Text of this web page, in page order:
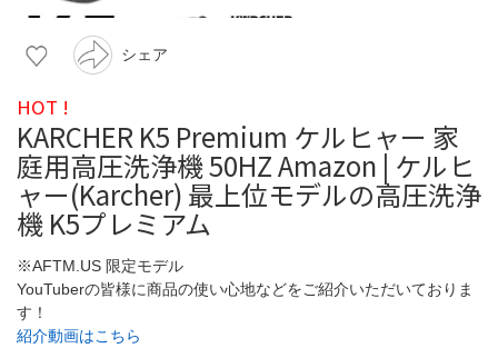
シェア
HOT !
KARCHER K5 Premium ケルヒャー 家
庭用高圧洗浄機 50HZ Amazon | ケルヒ
ャー(Karcher) 最上位モデルの高圧洗浄
機 K5プレミアム
※AFTM.US 限定モデル
YouTuberの皆様に商品の使い心地などをご紹介いただいておりま
す！
紹介動画はこちら